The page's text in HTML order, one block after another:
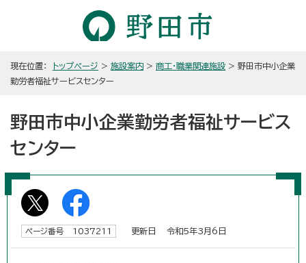
現在位置： トップページ > 施設案内 > 商工・職業関連施設 > 野田市中小企業
勤労者福祉サービスセンター
野田市中小企業勤労者福祉サービス
センター
ページ番号 1037211 更新日 令和5年3月6日